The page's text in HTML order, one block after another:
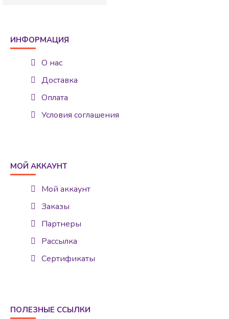
ИНФОРМАЦИЯ
О нас
Доставка
Оплата
Условия соглашения
МОЙ АККАУНТ
Мой аккаунт
Заказы
Партнеры
Рассылка
Сертификаты
ПОЛЕЗНЫЕ ССЫЛКИ